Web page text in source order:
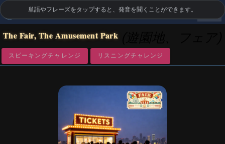
LanguageGuide.org• イギリス英語の視覚語彙
The Fair, The Amusement Park
スピーキングチャレンジ リスニングチャレンジ
単語やフレーズをタップすると、発音を聞くことができます。